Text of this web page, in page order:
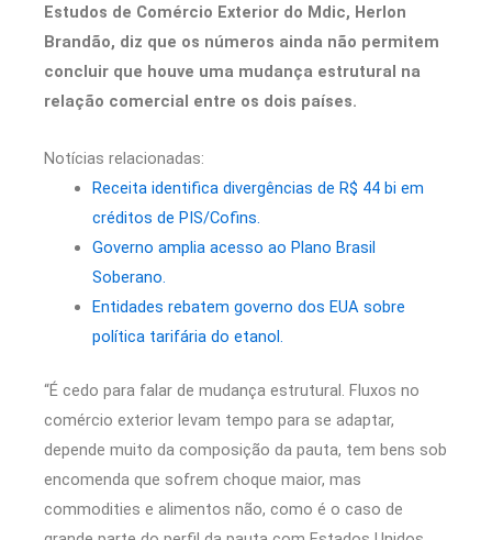
Estudos de Comércio Exterior do Mdic, Herlon
Brandão, diz que os números ainda não permitem
concluir que houve uma mudança estrutural na
relação comercial entre os dois países.
Notícias relacionadas:
Receita identifica divergências de R$ 44 bi em
créditos de PIS/Cofins.
Governo amplia acesso ao Plano Brasil
Soberano.
Entidades rebatem governo dos EUA sobre
política tarifária do etanol.
“É cedo para falar de mudança estrutural. Fluxos no
comércio exterior levam tempo para se adaptar,
depende muito da composição da pauta, tem bens sob
encomenda que sofrem choque maior, mas
commodities e alimentos não, como é o caso de